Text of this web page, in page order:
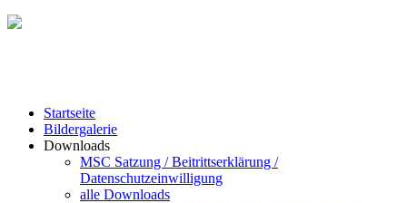
Startseite
Bildergalerie
Downloads
MSC Satzung / Beitrittserklärung /
Datenschutzeinwilligung
alle Downloads